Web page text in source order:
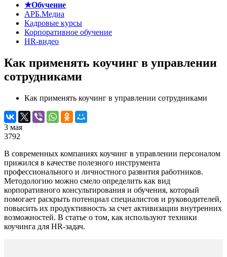
★Обучение
АРБ.Медиа
Кадровые курсы
Корпоративное обучение
HR-видео
Как применять коучинг в управлении
сотрудниками
Как применять коучинг в управлении сотрудниками
3 мая
3792
В современных компаниях коучинг в управлении персоналом
прижился в качестве полезного инструмента
профессионального и личностного развития работников.
Методологию можно смело определить как вид
корпоративного консультирования и обучения, который
помогает раскрыть потенциал специалистов и руководителей,
повысить их продуктивность за счет активизации внутренних
возможностей. В статье о том, как используют техники
коучинга для HR-задач.